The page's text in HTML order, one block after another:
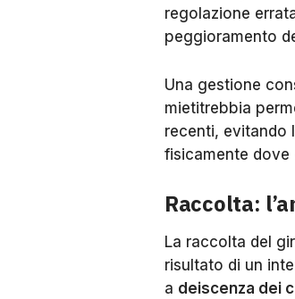
regolazione
peggioramento
Una gestione
mietitrebbia
recenti, evitando
fisicamente
Raccolta:
La raccolta del
risultato di un
a deiscenza dei